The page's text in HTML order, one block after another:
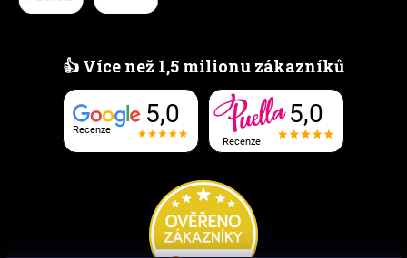
👍 Více než 1,5 milionu zákazníků
Recenze
5,0
Recenze
5,0